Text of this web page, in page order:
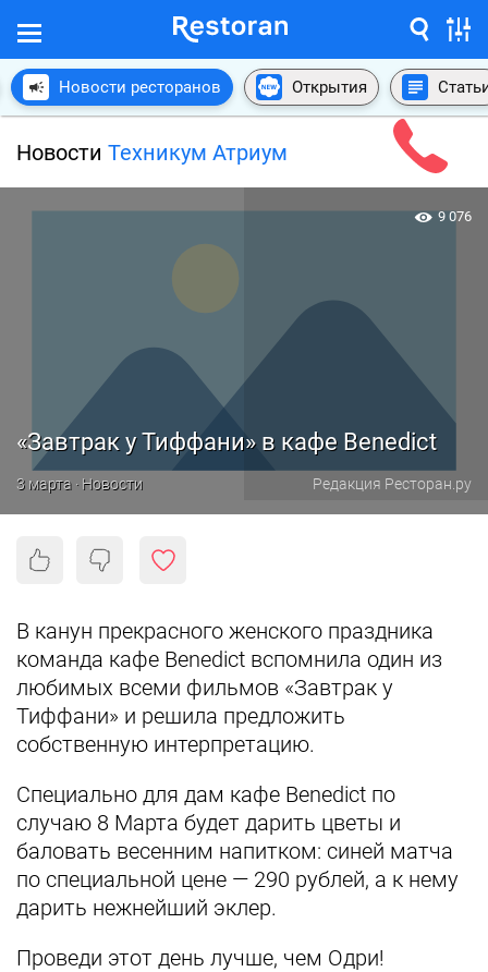
Новости ресторанов Открытия
Новости Техникум Атриум
«Завтрак у Тиффани» в кафе Benedict
3 марта · Новости Редакция Ресторан.ру
9 076
В канун прекрасного женского праздника
команда кафе Benedict вспомнила один из
любимых всеми фильмов «Завтрак у
Тиффани» и решила предложить
собственную интерпретацию.
Специально для дам кафе Benedict по
случаю 8 Марта будет дарить цветы и
баловать весенним напитком: синей матча
по специальной цене — 290 рублей, а к нему
дарить нежнейший эклер.
Проведи этот день лучше, чем Одри!